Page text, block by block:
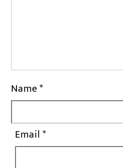
Name*
Email*